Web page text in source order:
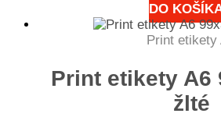
DO
Print etikety
Print etikety A6
žlté